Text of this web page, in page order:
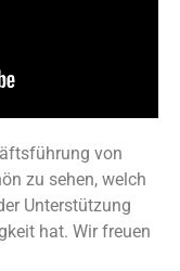
von
zu sehen, welch
Unterstützung
hat. Wir freuen